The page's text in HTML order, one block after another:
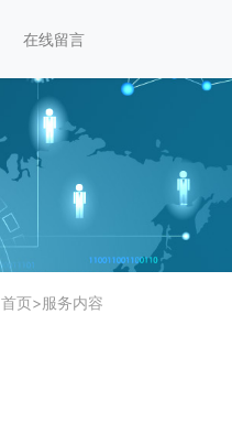
在线留言
首页>服务内容